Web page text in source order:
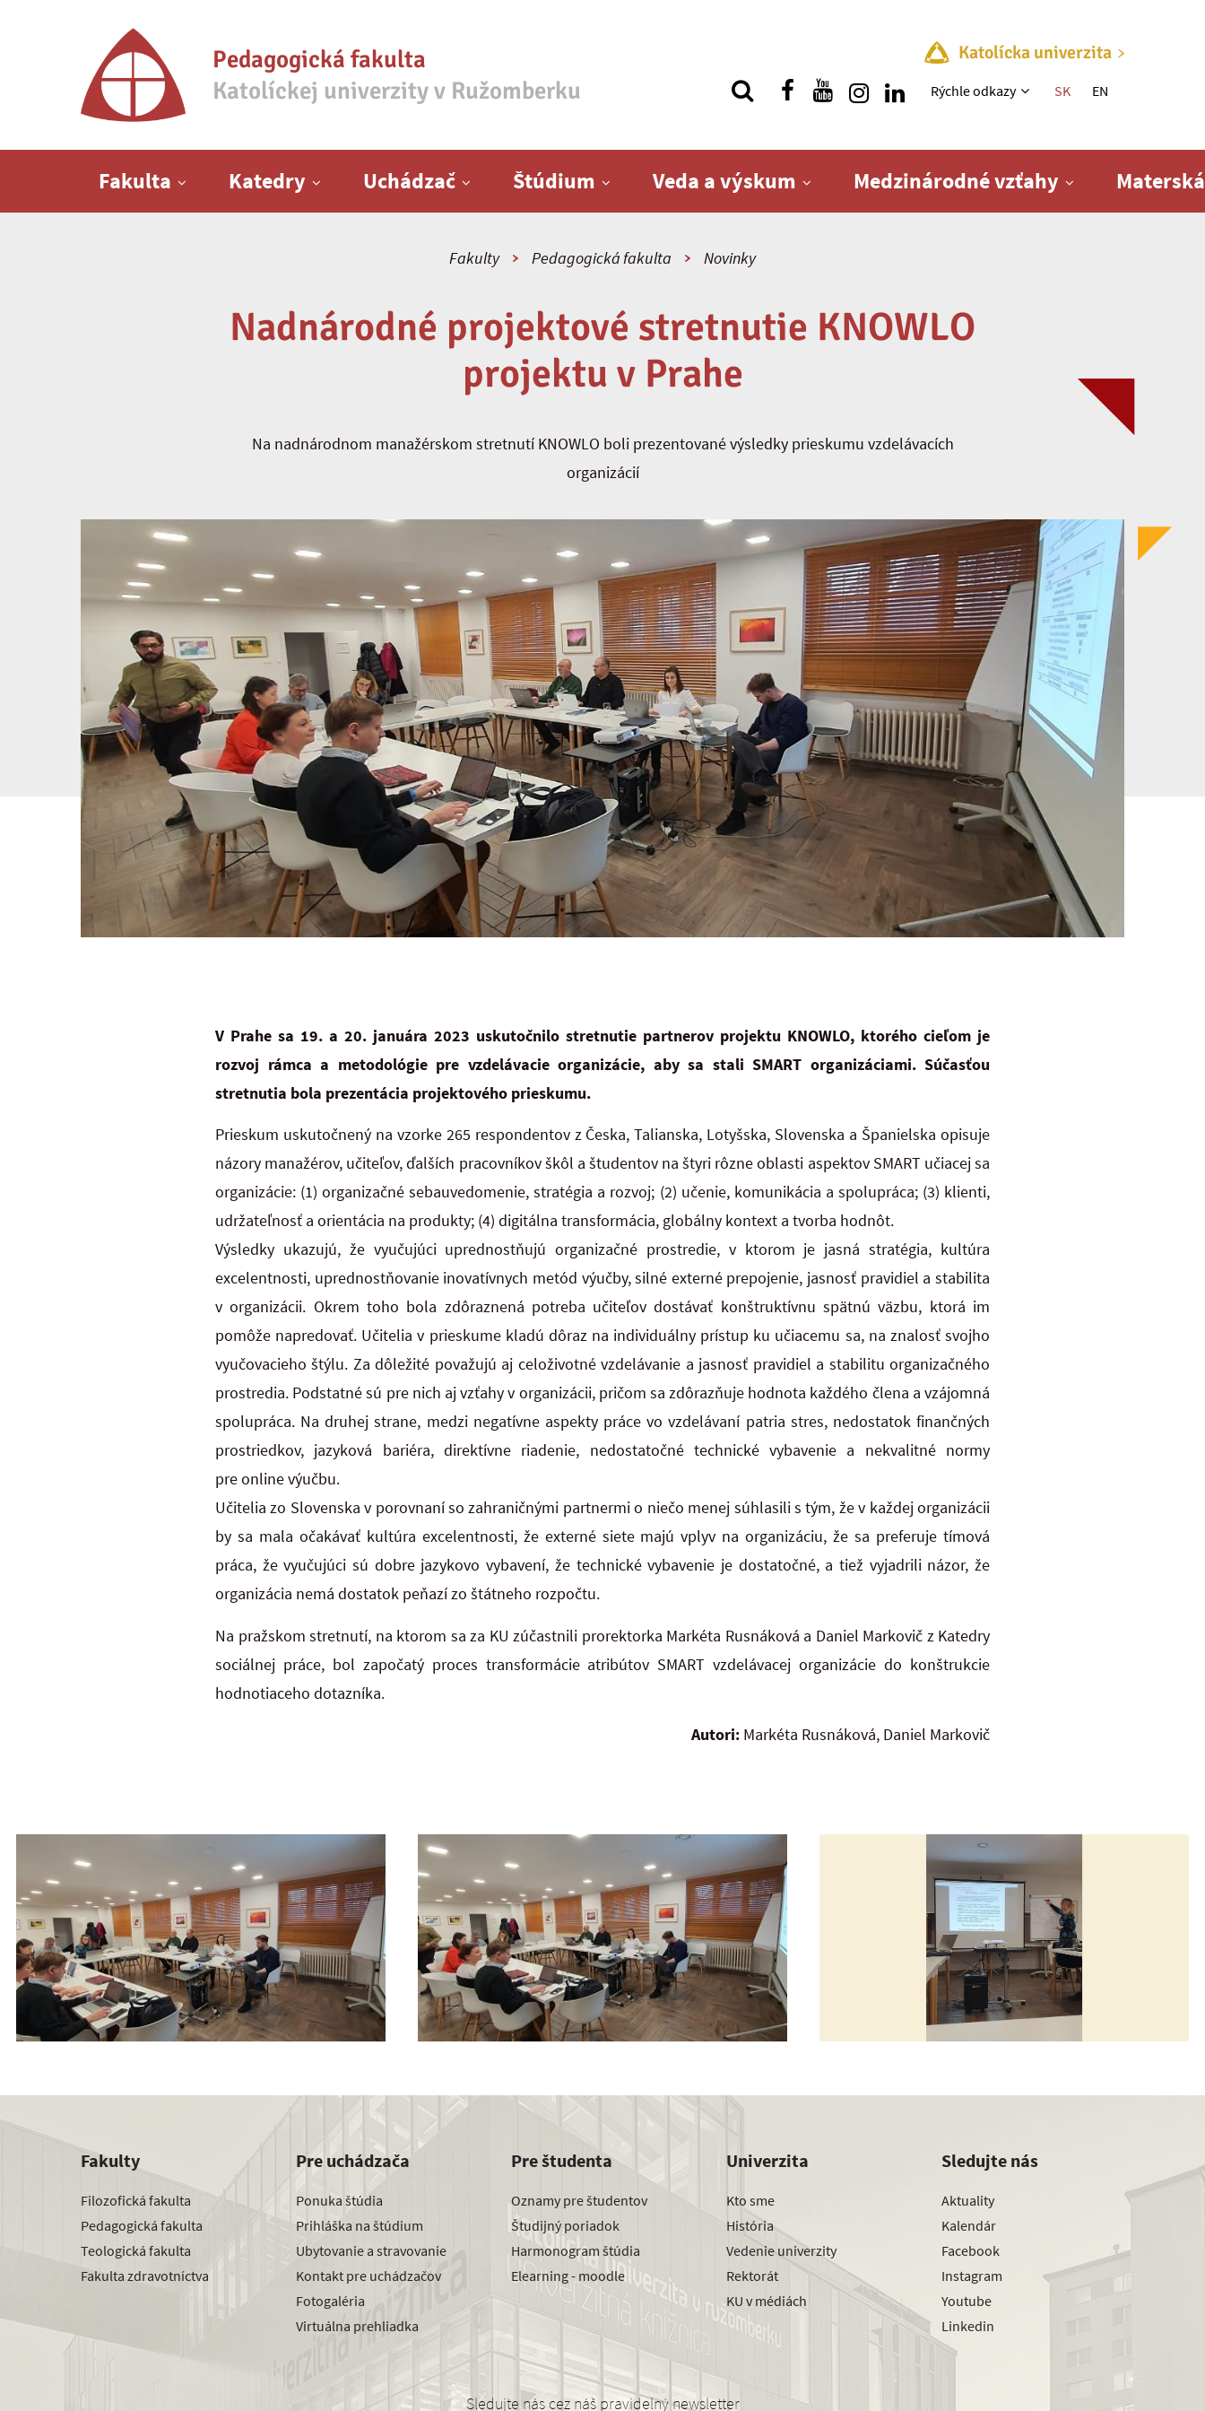
Pedagogická fakulta
Katolíckej univerzity v Ružomberku
Katolícka univerzita
Rýchle menu
Rýchle odkazy SK EN
Fakulta Katedry Uchádzač Štúdium Veda a výskum Medzinárodné vzťahy
Fakulty Pedagogická fakulta Novinky
Nadnárodné projektové stretnutie KNOWLO
projektu v Prahe
Na nadnárodnom manažérskom stretnutí KNOWLO boli prezentované výsledky prieskumu vzdelávacích
organizácií
V Prahe sa 19. a 20. januára 2023 uskutočnilo stretnutie partnerov projektu KNOWLO, ktorého cieľom je
rozvoj rámca a metodológie pre vzdelávacie organizácie, aby sa stali SMART organizáciami. Súčasťou
stretnutia bola prezentácia projektového prieskumu.
Prieskum uskutočnený na vzorke 265 respondentov z Česka, Talianska, Lotyšska, Slovenska a Španielska opisuje
názory manažérov, učiteľov, ďalších pracovníkov škôl a študentov na štyri rôzne oblasti aspektov SMART učiacej sa
organizácie: (1) organizačné sebauvedomenie, stratégia a rozvoj; (2) učenie, komunikácia a spolupráca; (3) klienti,
udržateľnosť a orientácia na produkty; (4) digitálna transformácia, globálny kontext a tvorba hodnôt.
Výsledky ukazujú, že vyučujúci uprednostňujú organizačné prostredie, v ktorom je jasná stratégia, kultúra
excelentnosti, uprednostňovanie inovatívnych metód výučby, silné externé prepojenie, jasnosť pravidiel a stabilita
v organizácii. Okrem toho bola zdôraznená potreba učiteľov dostávať konštruktívnu spätnú väzbu, ktorá im
pomôže napredovať. Učitelia v prieskume kladú dôraz na individuálny prístup ku učiacemu sa, na znalosť svojho
vyučovacieho štýlu. Za dôležité považujú aj celoživotné vzdelávanie a jasnosť pravidiel a stabilitu organizačného
prostredia. Podstatné sú pre nich aj vzťahy v organizácii, pričom sa zdôrazňuje hodnota každého člena a vzájomná
spolupráca. Na druhej strane, medzi negatívne aspekty práce vo vzdelávaní patria stres, nedostatok finančných
prostriedkov, jazyková bariéra, direktívne riadenie, nedostatočné technické vybavenie a nekvalitné normy
pre online výučbu.
Učitelia zo Slovenska v porovnaní so zahraničnými partnermi o niečo menej súhlasili s tým, že v každej organizácii
by sa mala očakávať kultúra excelentnosti, že externé siete majú vplyv na organizáciu, že sa preferuje tímová
práca, že vyučujúci sú dobre jazykovo vybavení, že technické vybavenie je dostatočné, a tiež vyjadrili názor, že
organizácia nemá dostatok peňazí zo štátneho rozpočtu.
Na pražskom stretnutí, na ktorom sa za KU zúčastnili prorektorka Markéta Rusnáková a Daniel Markovič z Katedry
sociálnej práce, bol započatý proces transformácie atribútov SMART vzdelávacej organizácie do konštrukcie
hodnotiaceho dotazníka.
Autori: Markéta Rusnáková, Daniel Markovič
Fakulty
Filozofická fakulta
Pedagogická fakulta
Teologická fakulta
Fakulta zdravotníctva
Pre uchádzača
Ponuka štúdia
Prihláška na štúdium
Ubytovanie a stravovanie
Kontakt pre uchádzačov
Fotogaléria
Virtuálna prehliadka
Pre študenta
Oznamy pre študentov
Študijný poriadok
Harmonogram štúdia
Elearning - moodle
Univerzita
Kto sme
História
Vedenie univerzity
Rektorát
KU v médiách
Sledujte nás
Aktuality
Kalendár
Facebook
Instagram
Youtube
Linkedin
Sledujte nás cez náš pravidelný newsletter